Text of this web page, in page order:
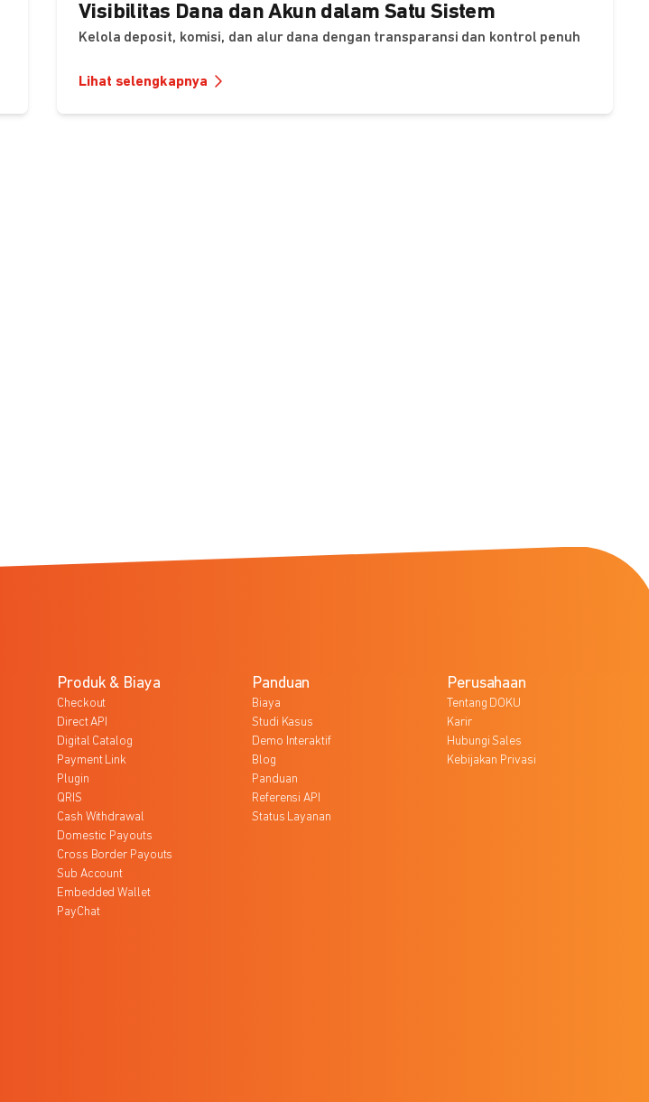
Visibilitas Dana dan Akun dalam Satu Sistem
Kelola deposit, komisi, dan alur dana dengan transparansi dan kontrol penuh
Lihat selengkapnya
Produk & Biaya
Checkout
Direct API
Digital Catalog
Payment Link
Plugin
QRIS
Cash Withdrawal
Domestic Payouts
Cross Border Payouts
Sub Account
Embedded Wallet
PayChat
Panduan
Biaya
Studi Kasus
Demo Interaktif
Blog
Panduan
Referensi API
Status Layanan
Perusahaan
Tentang DOKU
Karir
Hubungi Sales
Kebijakan Privasi